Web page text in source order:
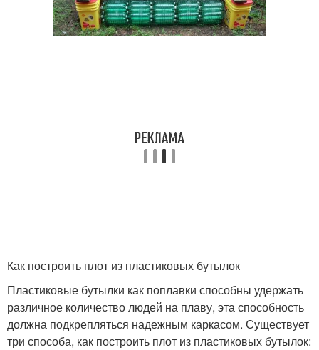
Как построить плот из пластиковых бутылок
Пластиковые бутылки как поплавки способны удержать
различное количество людей на плаву, эта способность
должна подкрепляться надежным каркасом. Существует
три способа, как построить плот из пластиковых бутылок: